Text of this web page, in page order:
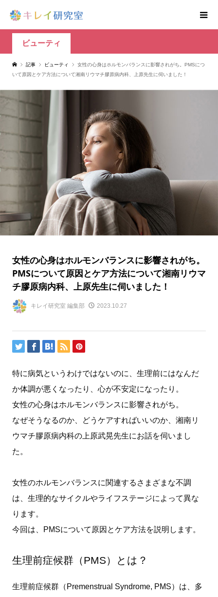
ビューティ
記事 ビューティ
女性の心身はホルモンバランスに影響されがち。PMSにつ
いて原因とケア方法について湘南リウマチ膠原病内科、上原先生に伺いました！
女性の心身はホルモンバランスに影響されがち。
PMSについて原因とケア方法について湘南リウマ
チ膠原病内科、上原先生に伺いました！
キレイ研究室 編集部 2023.10.27
特に病気というわけではないのに、生理前にはなんだ
か体調が悪くなったり、心が不安定になったり。
女性の心身はホルモンバランスに影響されがち。
なぜそうなるのか、どうケアすればいいのか、湘南リ
ウマチ膠原病内科の上原武晃先生にお話を伺いまし
た。
女性のホルモンバランスに関連するさまざまな不調
は、生理的なサイクルやライフステージによって異な
ります。
今回は、PMSについて原因とケア方法を説明します。
生理前症候群（PMS）とは？
生理前症候群（Premenstrual Syndrome, PMS）は、多